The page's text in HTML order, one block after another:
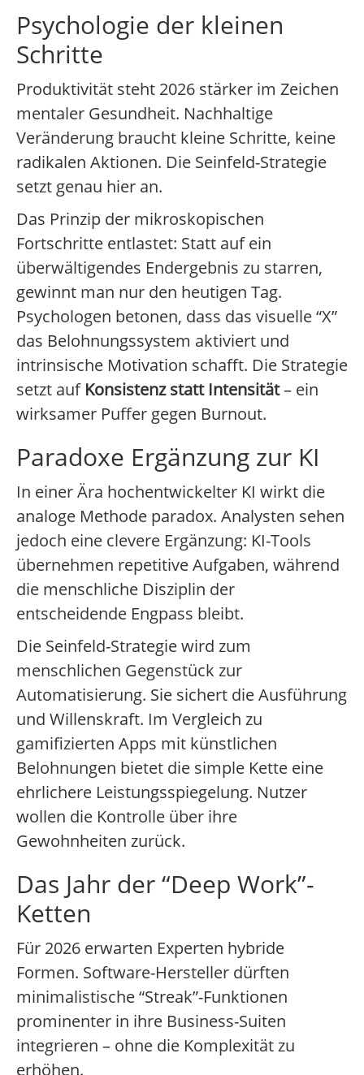
Psychologie der kleinen
Schritte
Produktivität steht 2026 stärker im Zeichen
mentaler Gesundheit. Nachhaltige
Veränderung braucht kleine Schritte, keine
radikalen Aktionen. Die Seinfeld-Strategie
setzt genau hier an.
Das Prinzip der mikroskopischen
Fortschritte entlastet: Statt auf ein
überwältigendes Endergebnis zu starren,
gewinnt man nur den heutigen Tag.
Psychologen betonen, dass das visuelle “X”
das Belohnungssystem aktiviert und
intrinsische Motivation schafft. Die Strategie
setzt auf Konsistenz statt Intensität– ein
wirksamer Puffer gegen Burnout.
Paradoxe Ergänzung zur KI
In einer Ära hochentwickelter KI wirkt die
analoge Methode paradox. Analysten sehen
jedoch eine clevere Ergänzung: KI-Tools
übernehmen repetitive Aufgaben, während
die menschliche Disziplin der
entscheidende Engpass bleibt.
Die Seinfeld-Strategie wird zum
menschlichen Gegenstück zur
Automatisierung. Sie sichert die Ausführung
und Willenskraft. Im Vergleich zu
gamifizierten Apps mit künstlichen
Belohnungen bietet die simple Kette eine
ehrlichere Leistungsspiegelung. Nutzer
wollen die Kontrolle über ihre
Gewohnheiten zurück.
Das Jahr der “Deep Work”-
Ketten
Für 2026 erwarten Experten hybride
Formen. Software-Hersteller dürften
minimalistische “Streak”-Funktionen
prominenter in ihre Business-Suiten
integrieren – ohne die Komplexität zu
erhöhen.